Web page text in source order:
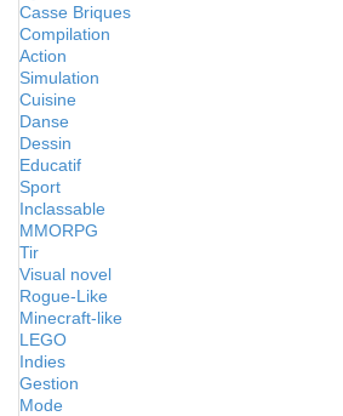
Casse Briques
Compilation
Action
Simulation
Cuisine
Danse
Dessin
Educatif
Sport
Inclassable
MMORPG
Tir
Visual novel
Rogue-Like
Minecraft-like
LEGO
Indies
Gestion
Mode